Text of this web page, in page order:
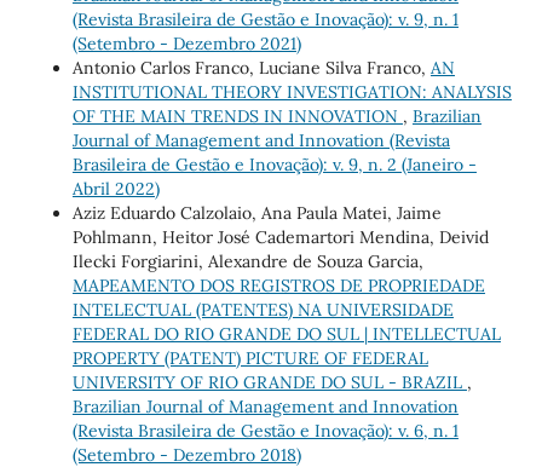
(Revista Brasileira de Gestão e Inovação): v. 9, n. 1
(Setembro - Dezembro 2021)
Antonio Carlos Franco, Luciane Silva Franco, AN
INSTITUTIONAL THEORY INVESTIGATION: ANALYSIS
OF THE MAIN TRENDS IN INNOVATION , Brazilian
Journal of Management and Innovation (Revista
Brasileira de Gestão e Inovação): v. 9, n. 2 (Janeiro -
Abril 2022)
Aziz Eduardo Calzolaio, Ana Paula Matei, Jaime
Pohlmann, Heitor José Cademartori Mendina, Deivid
Ilecki Forgiarini, Alexandre de Souza Garcia,
MAPEAMENTO DOS REGISTROS DE PROPRIEDADE
INTELECTUAL (PATENTES) NA UNIVERSIDADE
FEDERAL DO RIO GRANDE DO SUL | INTELLECTUAL
PROPERTY (PATENT) PICTURE OF FEDERAL
UNIVERSITY OF RIO GRANDE DO SUL - BRAZIL ,
Brazilian Journal of Management and Innovation
(Revista Brasileira de Gestão e Inovação): v. 6, n. 1
(Setembro - Dezembro 2018)